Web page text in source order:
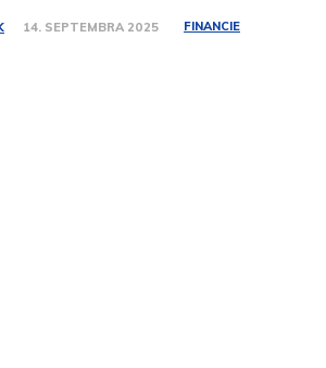
14. SEPTEMBRA 2025 FINANCIE